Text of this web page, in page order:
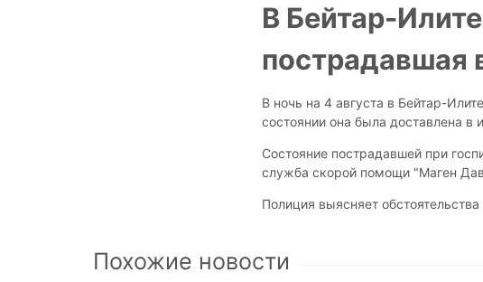
В Бейтар-
пострадавшая
В ночь на 4 августа в Бейтар-
состоянии она была доставлена
Состояние пострадавшей при
служба скорой помощи "Маген
Полиция выясняет
Похожие новости